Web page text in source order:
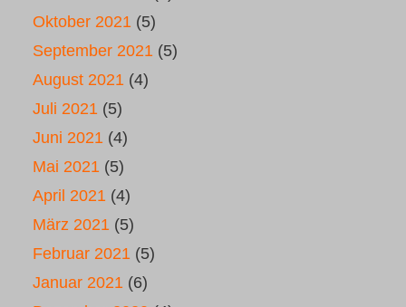
Oktober 2021 (5)
September 2021 (5)
August 2021 (4)
Juli 2021 (5)
Juni 2021 (4)
Mai 2021 (5)
April 2021 (4)
März 2021 (5)
Februar 2021 (5)
Januar 2021 (6)